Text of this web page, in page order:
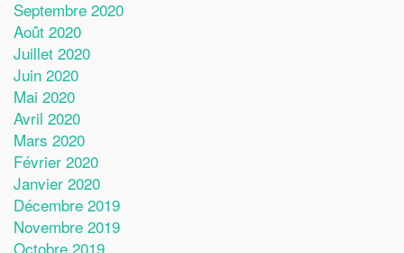
Septembre 2020
Août 2020
Juillet 2020
Juin 2020
Mai 2020
Avril 2020
Mars 2020
Février 2020
Janvier 2020
Décembre 2019
Novembre 2019
Octobre 2019